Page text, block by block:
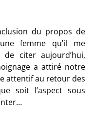
du propos de
femme qu’il me
de citer aujourd’hui,
a attiré notre
attentif au retour des
soit l’aspect sous